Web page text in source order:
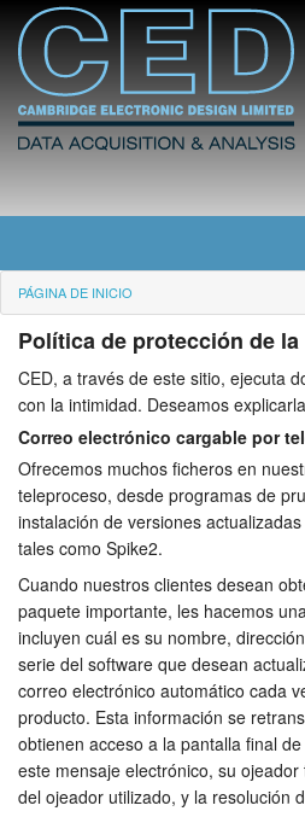
Página de Inicio
Noticias
Productos
Precios
Descargas
Tutorials
Soporte
Distribuidores
PÁGINA DE INICIO
Política de protección de
CED, a través de este sitio, ejecuta
con la intimidad. Deseamos
Correo electrónico cargable por
Ofrecemos muchos ficheros en
teleproceso, desde programas de
instalación de versiones
tales como Spike2.
Cuando nuestros clientes desean
paquete importante, les hacemos
incluyen cuál es su nombre,
serie del software que desean
correo electrónico automático cada
producto. Esta información se
obtienen acceso a la pantalla final
este mensaje electrónico, su
del ojeador utilizado, y la resolución